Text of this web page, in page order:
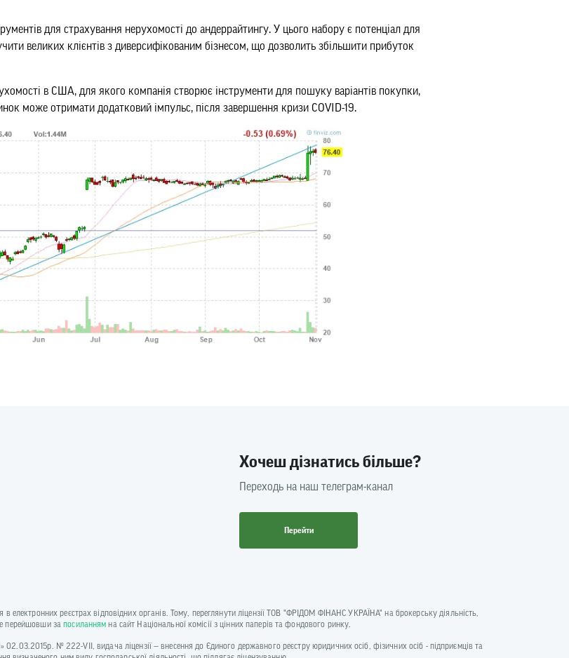
для страхування нерухомості до андеррайтингу. У цього набору є потенціал для
великих клієнтів з диверсифікованим бізнесом, що дозволить збільшити прибуток
в США, для якого компанія створює інструменти для пошуку варіантів покупки,
може отримати додатковий імпульс, після завершення кризи COVID-19.
Хочеш дізнатись більше?
Переходь на наш телеграм-канал
Перейти
електронних реєстрах відповідних органів. Тому, переглянути ліцензії ТОВ "ФРІДОМ ФІНАНС УКРАЇНА" на брокерську діяльність,
перейшовши запосиланням на сайт Національної комісії з цінних паперів та фондового ринку.
02.03.2015р. № 222-VII, видача ліцензії — внесення до Єдиного державного реєстру юридичних осіб, фізичних осіб - підприємців та